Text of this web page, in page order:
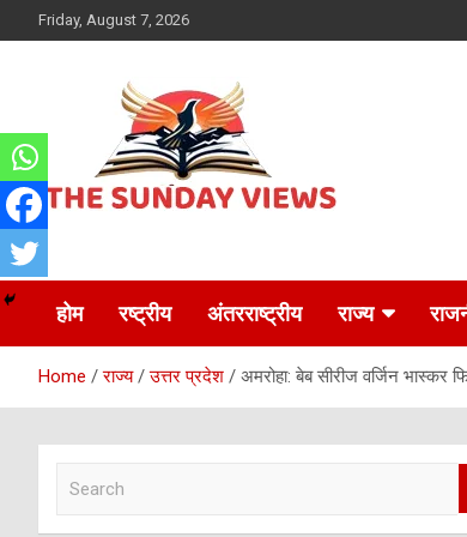
to
Friday, August 7, 2026
The Sunday views
होम रष्ट्रीय अंतरराष्ट्रीय राज्य
Home राज्य उत्तर प्रदेश अमरोहा: बेब सीरीज वर्जिन भास्कर